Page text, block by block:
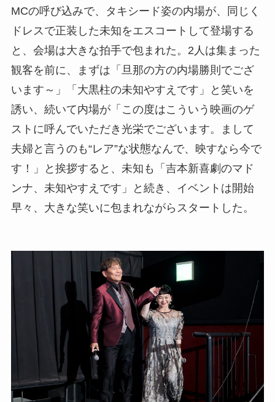
MCの呼び込みで、タキシード姿の内場が、同じく
ドレスで正装した未知をエスコートして登場する
と、会場は大きな拍手で包まれた。2人は集まった
観客を前に、まずは「旦那の方の内場勝則でござ
います～」「大黒柱の未知やすえです」と笑いを
誘い、続いて内場が「この度はこういう映画のゲ
ストに呼んでいただき光栄でございます。まして
夫婦と言うのも“レア”な状態なんで、映すなら今で
す！」と挨拶すると、未知も「吉本新喜劇のマド
ンナ、未知やすえです」と続き、イベントは開始
早々、大きな笑いに包まれながらスタートした。